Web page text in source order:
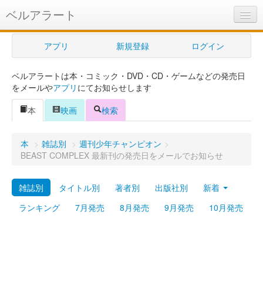
ベルアラート
ベルアラートとは
ヘルプ
新規登録
ログイン
購入管理
Myシェルフ
プレミアム
アプリ 新規登録 ログイン
ベルアラートは本・コミック・DVD・CD・ゲームなどの発売日
をメールやアプリ にてお知らせします
本
映画 検索
本 > 雑誌別 > 週刊少年チャンピオン >
BEAST COMPLEX 最新刊の発売日をメールでお知らせ
雑誌別 タイトル別 著者別 出版社別
新着
ランキング
7月発売 8月発売 9月発売 10月発売